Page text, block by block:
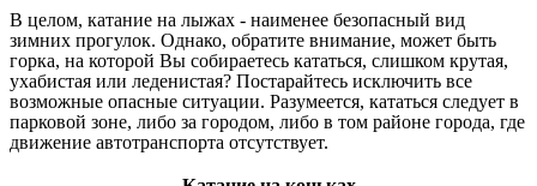
В целом, катание на лыжах - наименее безопасный вид
зимних прогулок. Однако, обратите внимание, может быть
горка, на которой Вы собираетесь кататься, слишком крутая,
ухабистая или леденистая? Постарайтесь исключить все
возможные опасные ситуации. Разумеется, кататься следует в
парковой зоне, либо за городом, либо в том районе города, где
движение автотранспорта отсутствует.